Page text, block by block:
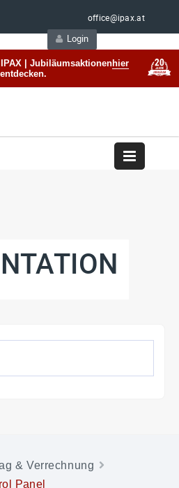
office@ipax.at
Login
| Jubiläumsaktionenhier
entdecken.
& Verrechnung
Panel